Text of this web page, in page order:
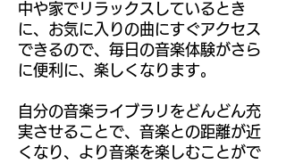
中や家でリラックスしているとき
に、お気に入りの曲にすぐアクセス
できるので、毎日の音楽体験がさら
に便利に、楽しくなります。
自分の音楽ライブラリをどんどん充
実させることで、音楽との距離が近
くなり、より音楽を楽しむことがで